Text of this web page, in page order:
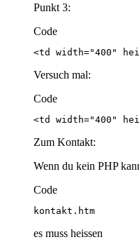
Punkt 3:
Code
<td width="400"
Versuch mal:
Code
<td width="400"
Zum Kontakt:
Wenn du kein PHP
Code
kontakt.htm
es muss heissen